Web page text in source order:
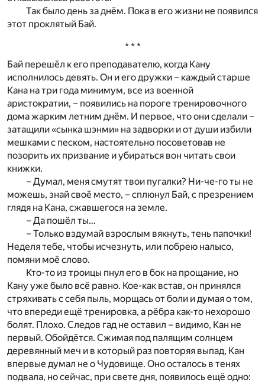
Так было день за днём. Пока в его жизни не появился
этот проклятый Бай.
* * *
Бай перешёл к его преподавателю, когда Кану
исполнилось девять. Он и его дружки – каждый старше
Кана на три года минимум, все из военной
аристократии, – появились на пороге тренировочного
дома жарким летним днём. И первое, что они сделали –
затащили «сынка шэнми» на задворки и от души избили
мешками с песком, настоятельно посоветовав не
позорить их призвание и убираться вон читать свои
книжки.
– Думал, меня смутят твои пугалки? Ни-че-го ты не
можешь, знай своё место, – сплюнул Бай, с презрением
глядя на Кана, сжавшегося на земле.
– Да пошёл ты…
– Только вздумай взрослым вякнуть, тень папочки!
Неделя тебе, чтобы исчезнуть, или побрею налысо,
помяни моё слово.
Кто-то из троицы пнул его в бок на прощание, но
Кану уже было всё равно. Кое-как встав, он принялся
стряхивать с себя пыль, морщась от боли и думая о том,
что впереди ещё тренировка, а рёбра как-то нехорошо
болят. Плохо. Следов гад не оставил – видимо, Кан не
первый. Обойдётся. Сжимая под палящим солнцем
деревянный меч и в который раз повторяя выпад, Кан
впервые думал не о Чудовище. Оно осталось в тенях
подвала, но сейчас, при свете дня, появилось ещё одно: